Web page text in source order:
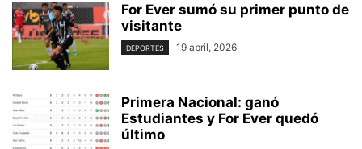
For Ever sumó su primer punto de
visitante
DEPORTES 19 abril, 2026
Primera Nacional: ganó
Estudiantes y For Ever quedó
último